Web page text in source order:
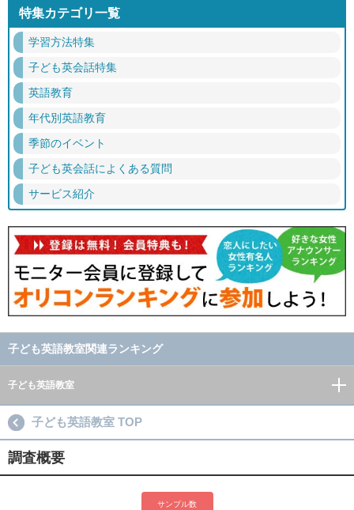
特集カテゴリ一覧
学習方法特集
子ども英会話特集
英語教育
年代別英語教育
季節のイベント
子ども英会話によくある質問
サービス紹介
子ども英語教室関連ランキング
子ども英語教室
子ども英語教室 TOP
調査概要
サンプル数